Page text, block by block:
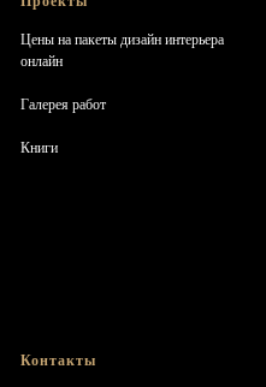
Цены на пакеты дизайн интерьера
онлайн
Галерея работ
Книги
Контакты